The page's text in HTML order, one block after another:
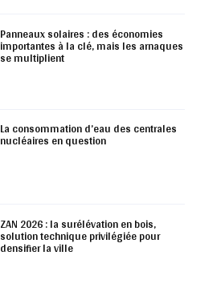
Panneaux solaires : des économies
importantes à la clé, mais les arnaques
se multiplient
La consommation d’eau des centrales
nucléaires en question
ZAN 2026 : la surélévation en bois,
solution technique privilégiée pour
densifier la ville